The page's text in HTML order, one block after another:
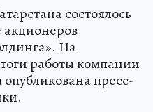
состоялось
акционеров
На
работы компании
пресс-